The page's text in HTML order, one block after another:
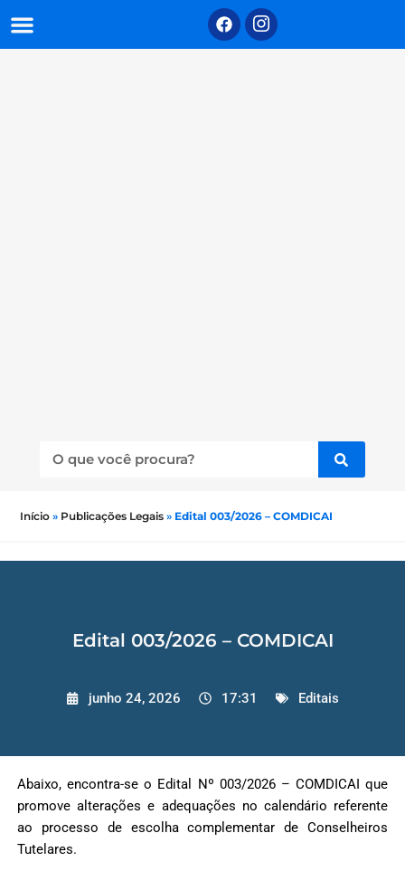
Início » Publicações Legais » Edital 003/2026 – COMDICAI
Edital 003/2026 – COMDICAI
junho 24, 2026 17:31 Editais
Abaixo, encontra-se o Edital Nº 003/2026 – COMDICAI que
promove alterações e adequações no calendário referente
ao processo de escolha complementar de Conselheiros
Tutelares.